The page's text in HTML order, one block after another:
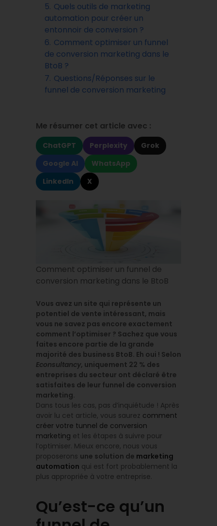
5. Quels outils de marketing
automation pour créer un
entonnoir de conversion ?
6. Comment optimiser un funnel
de conversion marketing dans le
BtoB ?
7. Questions/Réponses sur le
funnel de conversion marketing
Me résumer cet article avec :
ChatGPT Perplexity
Grok
Google AI
WhatsApp
LinkedIn
X
Comment optimiser un funnel de
conversion marketing dans le BtoB
Vous avez un site qui représente un
potentiel de vente intéressant, mais
vous ne savez pas encore exactement
comment l’optimiser ? Sachez que vous
faites encore partie de la grande
majorité des business BtoB. Eh oui ! Selon
Econsultancy, uniquement 22 % des
entreprises du secteur ont déclaré être
satisfaites de leur funnel de conversion
marketing.
Dans tous les cas, pas d’inquiétude ! Après
avoir lu cet article, vous saurez comment
créer votre tunnel de conversion
marketing et les étapes à suivre pour
l’optimiser. Mieux encore, nous vous
proposerons une solution de marketing
automation qui est fort probablement la
plus appropriée à votre entreprise.
Qu’est-ce qu’un